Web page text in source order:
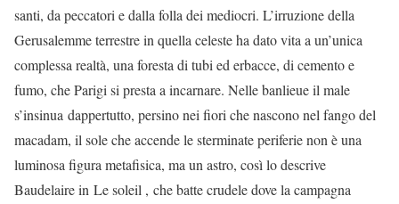
santi, da peccatori e dalla folla dei mediocri. L’irruzione della
Gerusalemme terrestre in quella celeste ha dato vita a un’unica
complessa realtà, una foresta di tubi ed erbacce, di cemento e
fumo, che Parigi si presta a incarnare. Nelle banlieue il male
s’insinua dappertutto, persino nei fiori che nascono nel fango del
macadam, il sole che accende le sterminate periferie non è una
luminosa figura metafisica, ma un astro, così lo descrive
Baudelaire in Le soleil , che batte crudele dove la campagna